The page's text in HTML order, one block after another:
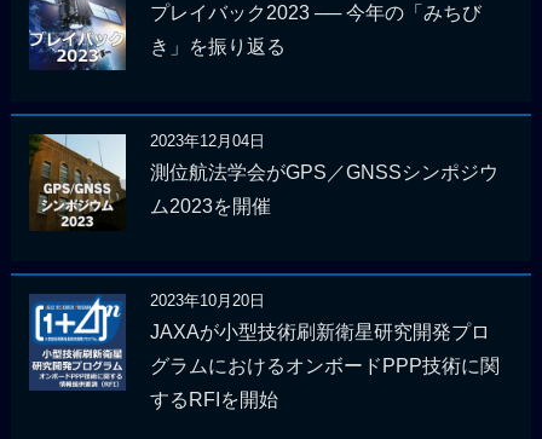
プレイバック2023 ── 今年の「みちび
き」を振り返る
2023年12月04日
測位航法学会がGPS／GNSSシンポジウ
ム2023を開催
2023年10月20日
JAXAが小型技術刷新衛星研究開発プロ
グラムにおけるオンボードPPP技術に関
するRFIを開始